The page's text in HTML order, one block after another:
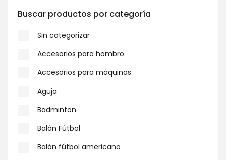
Buscar productos por categoría
Sin categorizar
Accesorios para hombro
Accesorios para máquinas
Aguja
Badminton
Balón Fútbol
Balón fútbol americano